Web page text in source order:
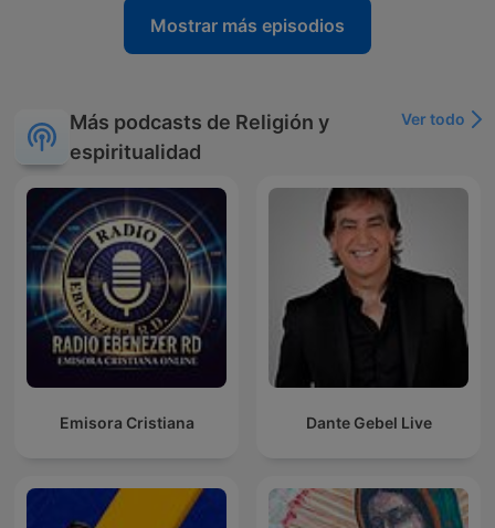
Mostrar más episodios
Más podcasts de Religión y
espiritualidad
Ver todo
Emisora Cristiana Dante Gebel Live